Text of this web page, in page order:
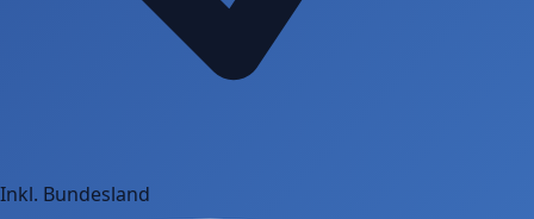
Inkl. Bundesland